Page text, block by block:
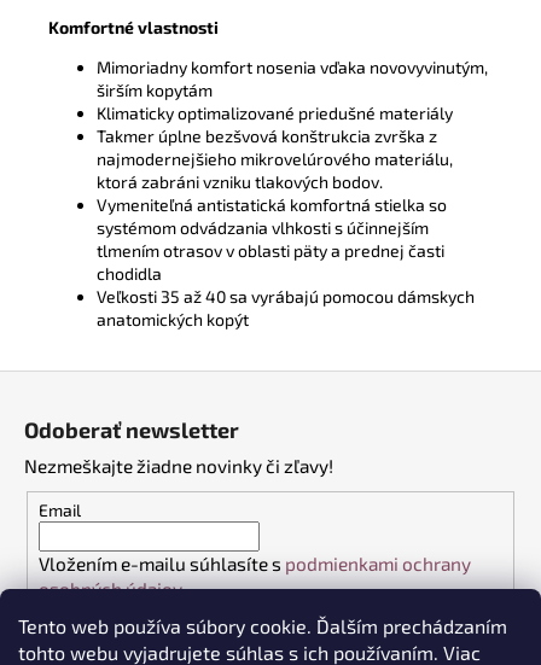
Tento web používa súbory cookie. Ďalším prechádzaním
tohto webu vyjadrujete súhlas s ich používaním. Viac
Komfortné vlastnosti
Mimoriadny komfort nosenia vďaka novovyvinutým,
širším kopytám
Klimaticky optimalizované priedušné materiály
Takmer úplne bezšvová konštrukcia zvrška z
najmodernejšieho mikrovelúrového materiálu,
ktorá zabráni vzniku tlakových bodov.
Vymeniteľná antistatická komfortná stielka so
systémom odvádzania vlhkosti s účinnejším
tlmením otrasov v oblasti päty a prednej časti
chodidla
Veľkosti 35 až 40 sa vyrábajú pomocou dámskych
anatomických kopýt
e
Odoberať newsletter
Nezmeškajte žiadne novinky či zľavy!
Email
Vložením e-mailu súhlasíte s podmienkami ochrany
osobných údajov
PRIHLÁSIŤ SA